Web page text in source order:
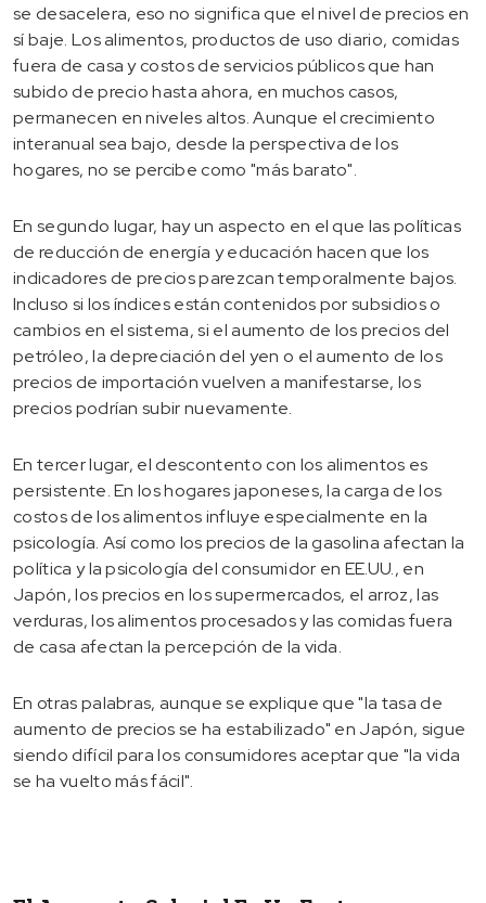
se desacelera, eso no significa que el nivel de precios en
sí baje. Los alimentos, productos de uso diario, comidas
fuera de casa y costos de servicios públicos que han
subido de precio hasta ahora, en muchos casos,
permanecen en niveles altos. Aunque el crecimiento
interanual sea bajo, desde la perspectiva de los
hogares, no se percibe como "más barato".
En segundo lugar, hay un aspecto en el que las políticas
de reducción de energía y educación hacen que los
indicadores de precios parezcan temporalmente bajos.
Incluso si los índices están contenidos por subsidios o
cambios en el sistema, si el aumento de los precios del
petróleo, la depreciación del yen o el aumento de los
precios de importación vuelven a manifestarse, los
precios podrían subir nuevamente.
En tercer lugar, el descontento con los alimentos es
persistente. En los hogares japoneses, la carga de los
costos de los alimentos influye especialmente en la
psicología. Así como los precios de la gasolina afectan la
política y la psicología del consumidor en EE.UU., en
Japón, los precios en los supermercados, el arroz, las
verduras, los alimentos procesados y las comidas fuera
de casa afectan la percepción de la vida.
En otras palabras, aunque se explique que "la tasa de
aumento de precios se ha estabilizado" en Japón, sigue
siendo difícil para los consumidores aceptar que "la vida
se ha vuelto más fácil".